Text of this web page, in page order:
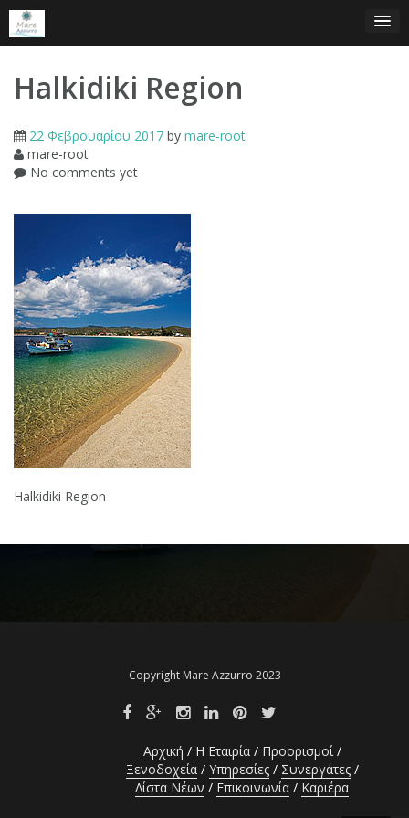
Skip
content
Halkidiki Region
22 Φεβρουαρίου 2017 by mare-root
mare-root
No comments yet
Halkidiki Region
Πλοήγηση
Copyright Mare Azzurro 2023
Αρχική Η Εταιρία
Προορισμοί
Ξενοδοχεία
Υπηρεσίες
Συνεργάτες
Λίστα Νέων
Επικοινωνία Καριέρα